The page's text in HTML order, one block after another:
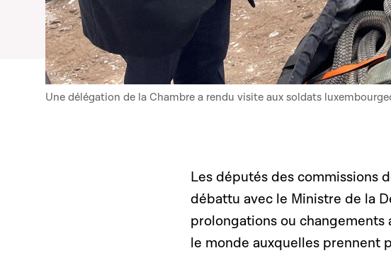
Une délégation de la Chambre a rendu visite aux soldats
Les députés des commissions
débattu avec le Ministre de la
prolongations ou changements
le monde auxquelles prennent